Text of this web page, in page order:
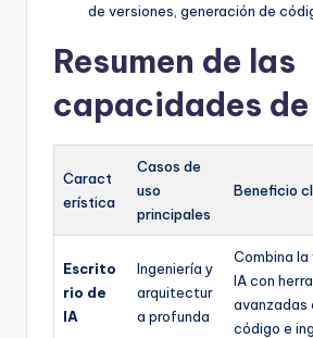
de versiones, generación de
Resumen de las
capacidades
Caract
erística
Casos de
uso
principales
Beneficio
Escrito
rio de
IA
Ingeniería y
arquitectur
a profunda
Combina
IA con
avanzadas
código e